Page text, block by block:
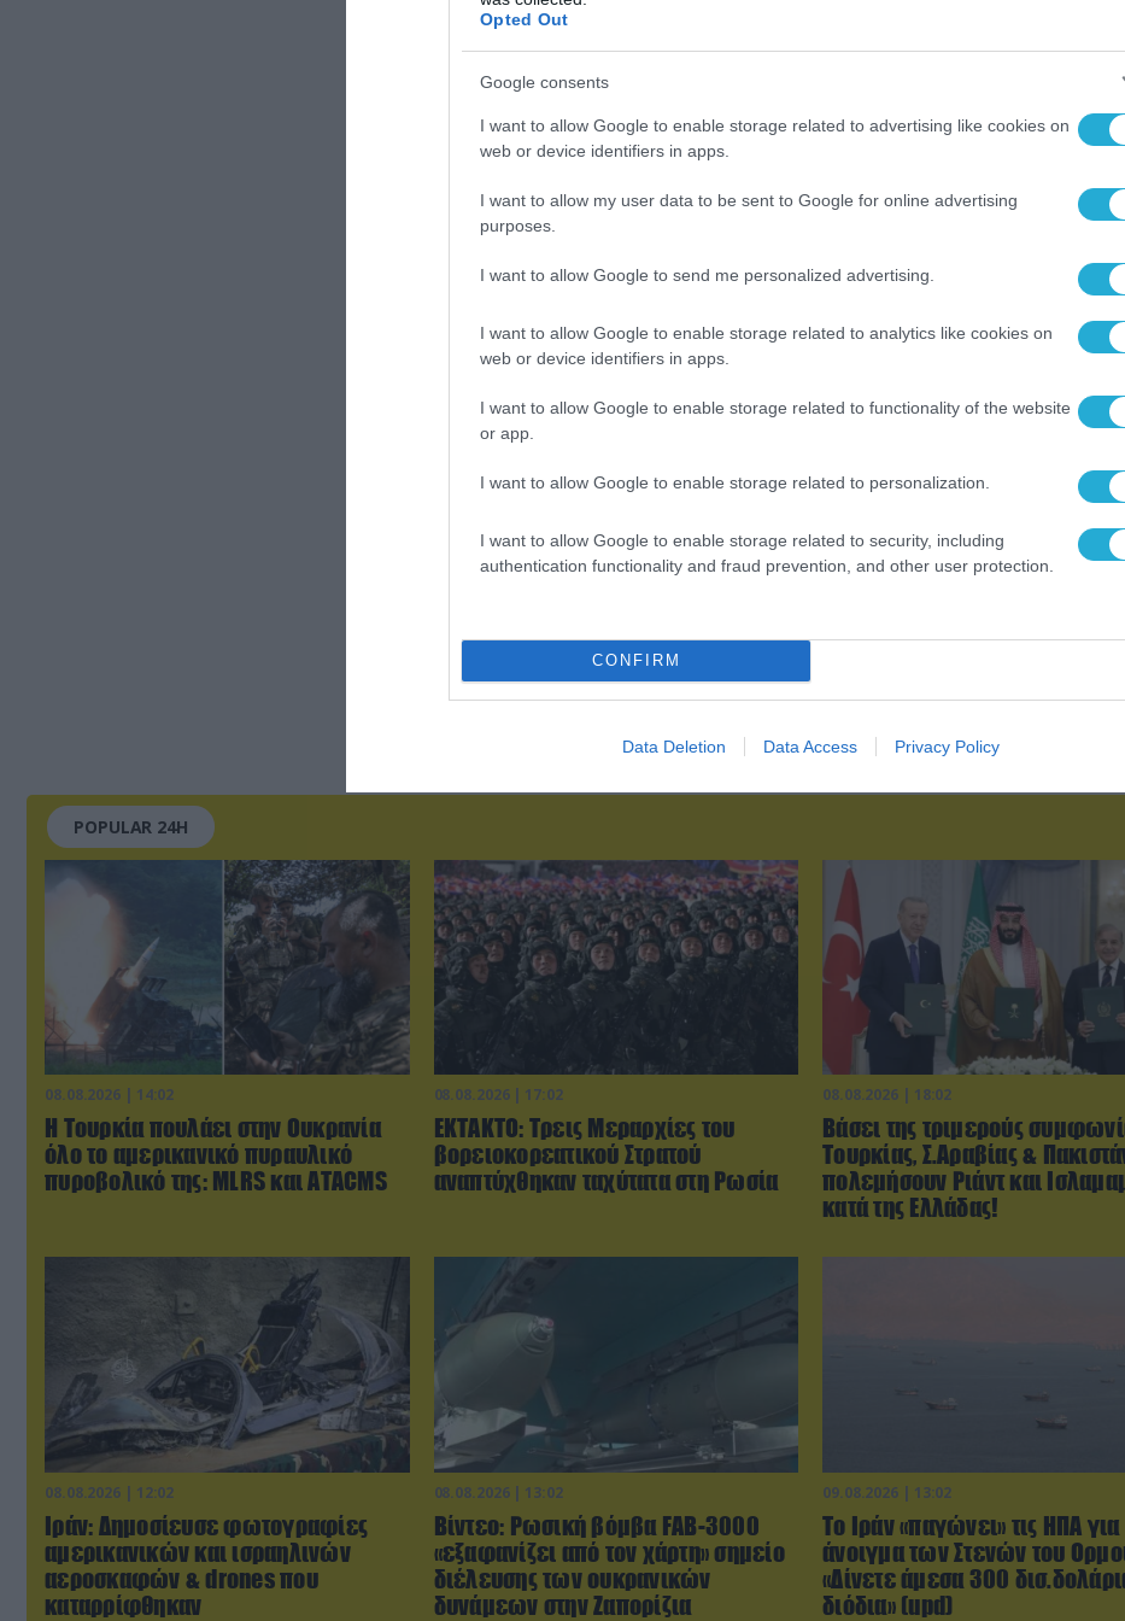
Opted Out
Google consents
I want to allow Google to enable storage related to advertising like cookies on
web or device identifiers in apps.
I want to allow my user data to be sent to Google for online advertising
purposes.
I want to allow Google to send me personalized advertising.
I want to allow Google to enable storage related to analytics like cookies on
web or device identifiers in apps.
I want to allow Google to enable storage related to functionality of the website
or app.
I want to allow Google to enable storage related to personalization.
I want to allow Google to enable storage related to security, including
authentication functionality and fraud prevention, and other user protection.
CONFIRM
Data Deletion Data Access Privacy Policy
ΣΧΟΛΙΑΣΤΕ ΤΟ ΑΡΘΡΟ
POPULAR 24H
08.08.2026 | 14:02
Η Τουρκία πουλάει στην Ουκρανία
όλο το αμερικανικό πυραυλικό
πυροβολικό της: MLRS και ΑΤΑCMS
08.08.2026 | 17:02
ΕΚΤΑΚΤΟ: Τρεις Μεραρχίες του
βορειοκορεατικού Στρατού
αναπτύχθηκαν ταχύτατα στη Ρωσία
08.08.2026 | 18:02
Βάσει της τριμερούς
Τουρκίας, Σ.Αραβίας &
πολεμήσουν Ριάντ και
κατά της Ελλάδας!
08.08.2026 | 12:02
Ιράν: Δημοσίευσε φωτογραφίες
αμερικανικών και ισραηλινών
αεροσκαφών & drones που
καταρρίφθηκαν
08.08.2026 | 13:02
Βίντεο: Ρωσική βόμβα FAB-3000
«εξαφανίζει από τον χάρτη» σημείο
διέλευσης των ουκρανικών
δυνάμεων στην Ζαπορίζια
09.08.2026 | 13:02
Το Ιράν «παγώνει» τις ΗΠΑ για
άνοιγμα των Στενών του
«Δίνετε άμεσα 300
διόδια» (upd)